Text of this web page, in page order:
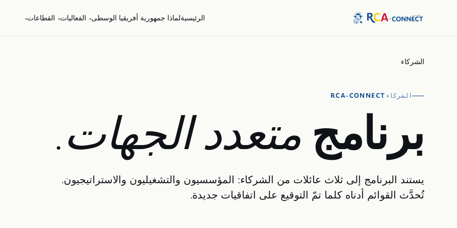
الرئيسيةلماذا جمهورية أفريقيا الوسطى▾ الفعاليات▾ القطاعات▾
الشركاء
الشركاء RCA-CONNECT
برنامج متعدد الجهات.
يستند البرنامج إلى ثلاث عائلات من الشركاء: المؤسسيون والتشغيليون والاستراتيجيون.
تُحدَّث القوائم أدناه كلما تمّ التوقيع على اتفاقيات جديدة.